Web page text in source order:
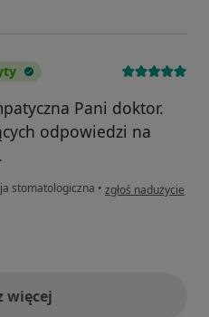
Pani doktor.
odpowiedzi na
stomatologiczna • w opinii
zgłoś nadużycie
więcej
opinie powyżej